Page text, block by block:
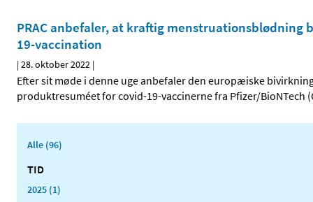
PRAC anbefaler, at kraftig
19-vaccination
|28. oktober 2022 |
Efter sit møde i denne uge anbefaler den europæiske
produktresuméet for covid-19-vaccinerne fra Pfizer/BioNTech
Alle (96)
TID
2025 (1)